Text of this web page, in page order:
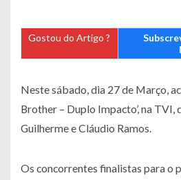
Gostou do Artigo ?
Neste sábado, dia 27 de Março,
Brother – Duplo Impacto’, na
Guilherme e Cláudio Ramos.
Os concorrentes finalistas para o